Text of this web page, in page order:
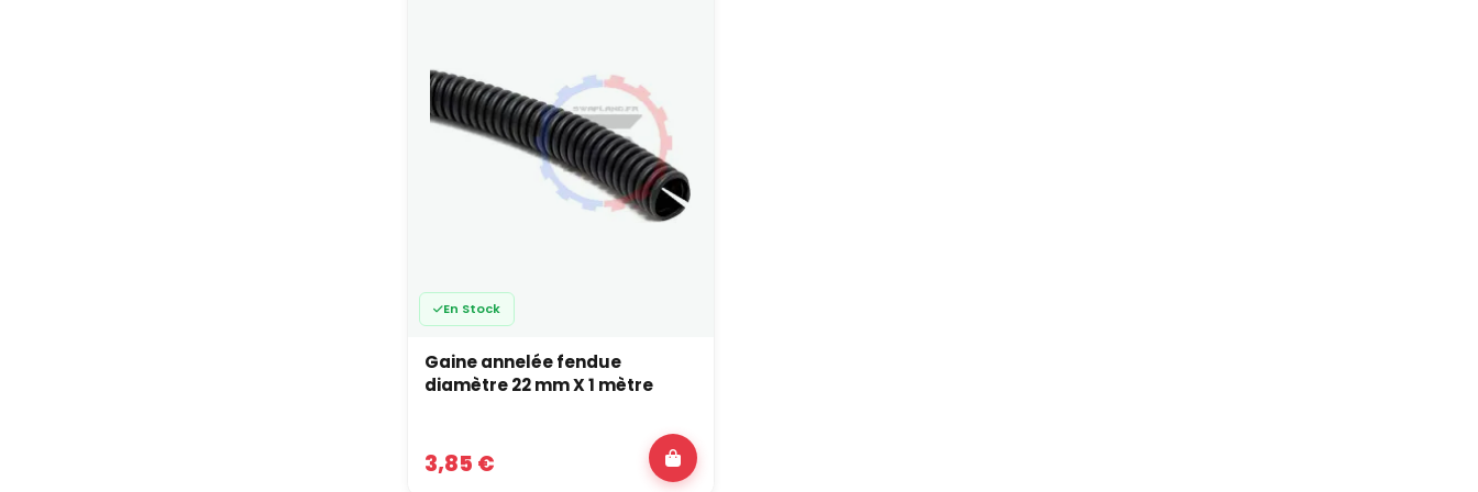
Gaine annelée, gaine tressée, gaine thermo : quel rôle pour
chacune ?
La gaine annelée sert avant tout de blindage mécanique contre les frottements et les impacts légers.
La gaine tressée extensible est plus souple et plus légère pour habiller des faisceaux entiers de manière compacte.
La gaine thermorétractable, elle, est faite pour serrer, isoler et verrouiller localement des jonctions ou des extrémités.
Sur une auto de drift, de rallye ou de circuit, le résultat le plus propre vient souvent d’un mix des trois : tressée ou annelée
Foire aux Questions
Comment choisir entre gaine annelée et gaine extensible tressée ?
La gaine annelée est plus rigide et protège mieux contre les frottements marqués, les projections et les petits chocs.
En pratique, on met de l’annelée dans les zones dures (châssis, passage de roue, sous caisse) et de la tressée pour les
parties plus protégées.
En Stock
Gaine annelée fendue
diamètre 22 mm X 1 mètre
3,85 €